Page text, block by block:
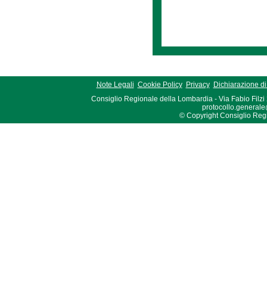
Note Legali Cookie Policy Privacy
Dichiarazione
Consiglio Regionale della Lombardia - Via Fabio Filzi
© Copyright Consiglio